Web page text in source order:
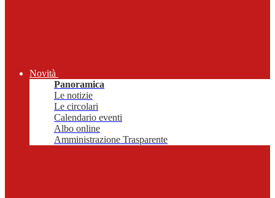
Novità
Panoramica
Le notizie
Le circolari
Calendario eventi
Albo online
Amministrazione Trasparente